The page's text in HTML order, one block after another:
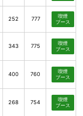
252 777
喫煙
ブース
343 775
喫煙
ブース
400 760
喫煙
ブース
268 754
喫煙
ブース